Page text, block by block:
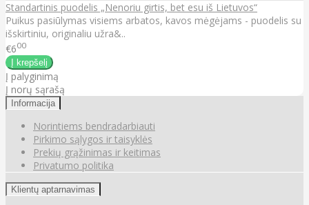
Standartinis puodelis „Nenoriu girtis, bet esu iš Lietuvos“
Puikus pasiūlymas visiems arbatos, kavos mėgėjams - puodelis su
išskirtiniu, originaliu užra&..
€600
Į palyginimą
Į norų sąrašą
Informacija
Norintiems bendradarbiauti
Pirkimo sąlygos ir taisyklės
Prekių grąžinimas ir keitimas
Privatumo politika
Klientų aptarnavimas